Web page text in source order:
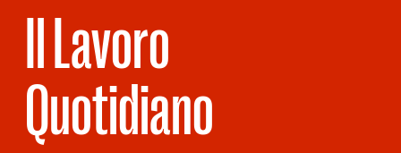
Il Lavoro
Quotidiano